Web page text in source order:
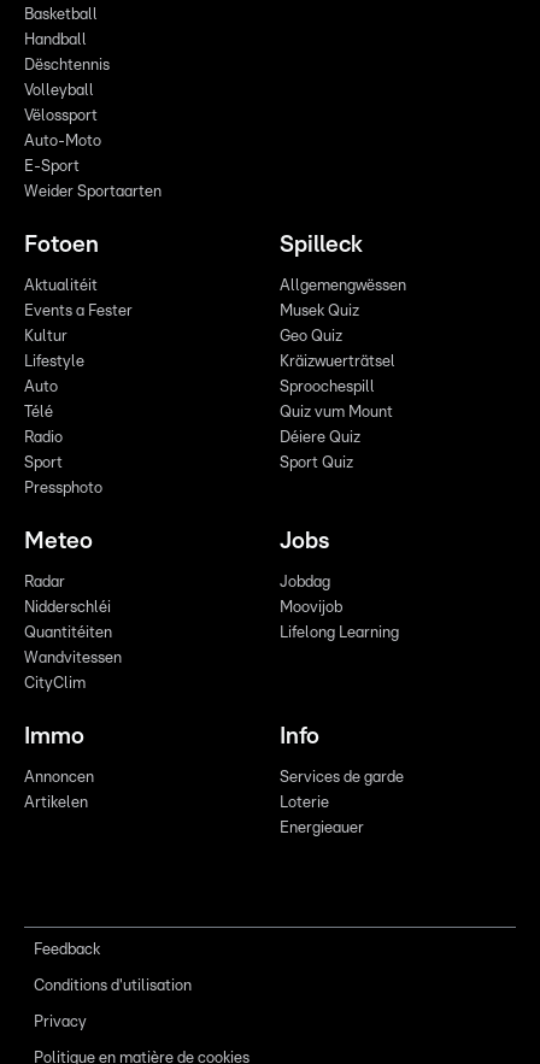
Basketball
Handball
Dëschtennis
Volleyball
Vëlossport
Auto-Moto
E-Sport
Weider Sportaarten
Fotoen
Aktualitéit
Events a Fester
Kultur
Lifestyle
Auto
Télé
Radio
Sport
Pressphoto
Spilleck
Allgemengwëssen
Musek Quiz
Geo Quiz
Kräizwuerträtsel
Sproochespill
Quiz vum Mount
Déiere Quiz
Sport Quiz
Meteo
Radar
Nidderschléi
Quantitéiten
Wandvitessen
CityClim
Jobs
Jobdag
Moovijob
Lifelong Learning
Immo
Annoncen
Artikelen
Info
Services de garde
Loterie
Energieauer
Feedback
Conditions d'utilisation
Privacy
Politique en matière de cookies